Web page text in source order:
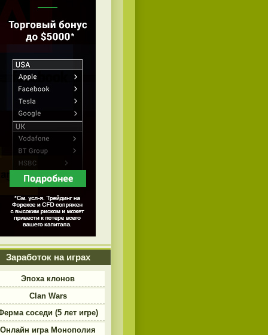
Заработок на играх
Эпоха клонов
Clan Wars
соседи (5 лет игре)
Онлайн игра Монополия